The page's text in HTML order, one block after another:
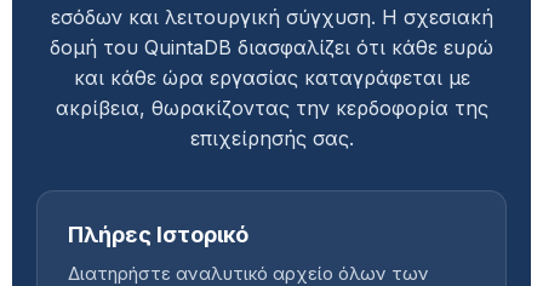
εσόδων και λειτουργική σύγχυση. Η σχεσιακή
δομή του QuintaDB διασφαλίζει ότι κάθε ευρώ
και κάθε ώρα εργασίας καταγράφεται με
ακρίβεια, θωρακίζοντας την κερδοφορία της
επιχείρησής σας.
Πλήρες Ιστορικό
Διατηρήστε αναλυτικό αρχείο όλων των